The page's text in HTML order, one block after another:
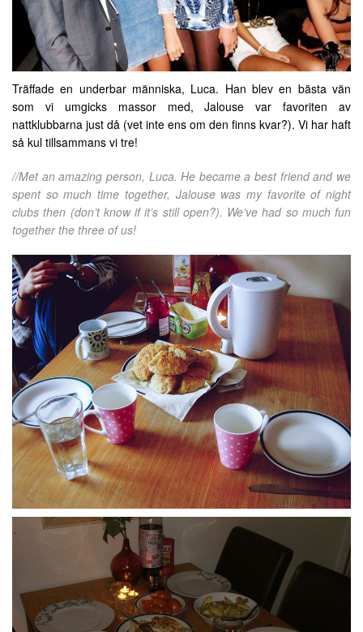
Träffade en underbar människa, Luca. Han blev en bästa vän
som vi umgicks massor med, Jalouse var favoriten av
nattklubbarna just då (vet inte ens om den finns kvar?). Vi har haft
så kul tillsammans vi tre!
//Met an amazing person, Luca. He became a best friend and we
spent so much time together, Jalouse was my favorite of night
clubs then (don’t know if it’s still open?). We’ve had so much fun
together the three of us!